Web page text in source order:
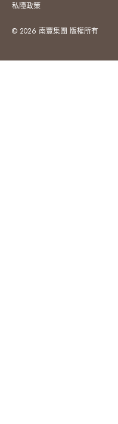
私隱政策
© 2026 南豐集團 版權所有